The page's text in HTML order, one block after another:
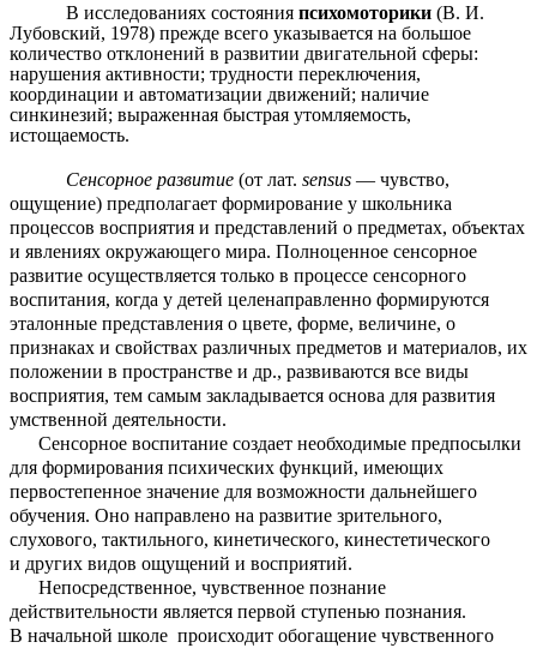
В исследованиях состоянияпсихомоторики (В. И.
Лубовский, 1978) прежде всего указывается на большое
количество отклонений в развитии двигательной сферы:
нарушения активности; трудности переключения,
координации и автоматизации движений; наличие
синкинезий; выраженная быстрая утомляемость,
истощаемость.
Сенсорное развитие (от лат.sensus — чувство,
ощущение) предполагает формирование у школьника
процессов восприятия и представлений о предметах, объектах
и явлениях окружающего мира. Полноценное сенсорное
развитие осуществляется только в процессе сенсорного
воспитания, когда у детей целенаправленно формируются
эталонные представления о цвете, форме, величине, о
признаках и свойствах различных предметов и материалов, их
положении в пространстве и др., развиваются все виды
восприятия, тем самым закладывается основа для развития
умственной деятельности.
Сенсорное воспитание создает необходимые предпосылки
для формирования психических функций, имеющих
первостепенное значение для возможности дальнейшего
обучения. Оно направлено на развитие зрительного,
слухового, тактильного, кинетического, кинестетического
и других видов ощущений и восприятий.
Непосредственное, чувственное познание
действительности является первой ступенью познания.
В начальной школе происходит обогащение чувственного